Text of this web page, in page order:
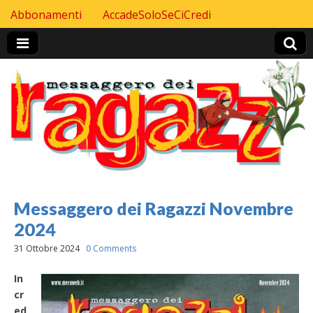
Header Top menu
Skip to content
Abbonamenti AccadeSoloSeCiCredi
Messaggero dei Ragazzi Novembre
2024
31 Ottobre 2024 0 Comments
In
cr